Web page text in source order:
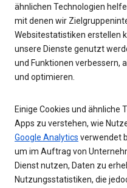
ähnlichen Technologien
mit denen wir
Websitestatistiken erstellen
unsere Dienste genutzt
und Funktionen verbessern,
und optimieren.
Einige Cookies und ähnliche
Apps zu verstehen, wie
Google Analytics verwendet
um im Auftrag von
Dienst nutzen, Daten zu
Nutzungsstatistiken, die